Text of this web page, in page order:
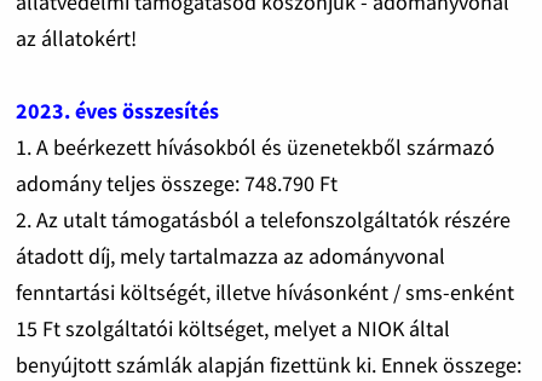
az állatokért!
2023. éves összesítés
1. A beérkezett hívásokból és üzenetekből származó
adomány teljes összege: 748.790 Ft
2. Az utalt támogatásból a telefonszolgáltatók részére
átadott díj, mely tartalmazza az adományvonal
fenntartási költségét, illetve hívásonként / sms-enként
15 Ft szolgáltatói költséget, melyet a NIOK által
benyújtott számlák alapján fizettünk ki. Ennek összege: